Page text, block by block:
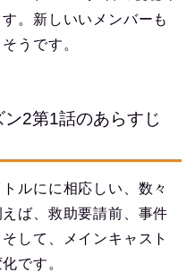
。新しいいメンバーも
うです。
2第1話のあらすじ
ルにに相応しい、数々
ば、救助要請前、事件
して、メインキャスト
です。